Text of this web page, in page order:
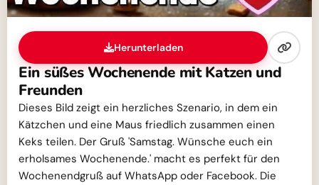
Herunterladen
Ein süßes Wochenende mit Katzen und
Freunden
Dieses Bild zeigt ein herzliches Szenario, in dem ein
Kätzchen und eine Maus friedlich zusammen einen
Keks teilen. Der Gruß 'Samstag. Wünsche euch ein
erholsames Wochenende.' macht es perfekt für den
Wochenendgruß auf WhatsApp oder Facebook. Die